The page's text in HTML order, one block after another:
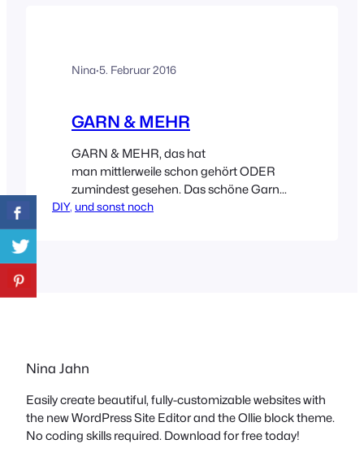
Nina·5. Februar 2016
GARN & MEHR
GARN & MEHR, das hat
man mittlerweile schon gehört ODER
zumindest gesehen. Das schöne Garn
von Birgit Hahn, Grafik- und
DIY, und sonst noch
Nina Jahn
Easily create beautiful, fully-customizable websites with
the new WordPress Site Editor and the Ollie block theme.
No coding skills required. Download for free today!